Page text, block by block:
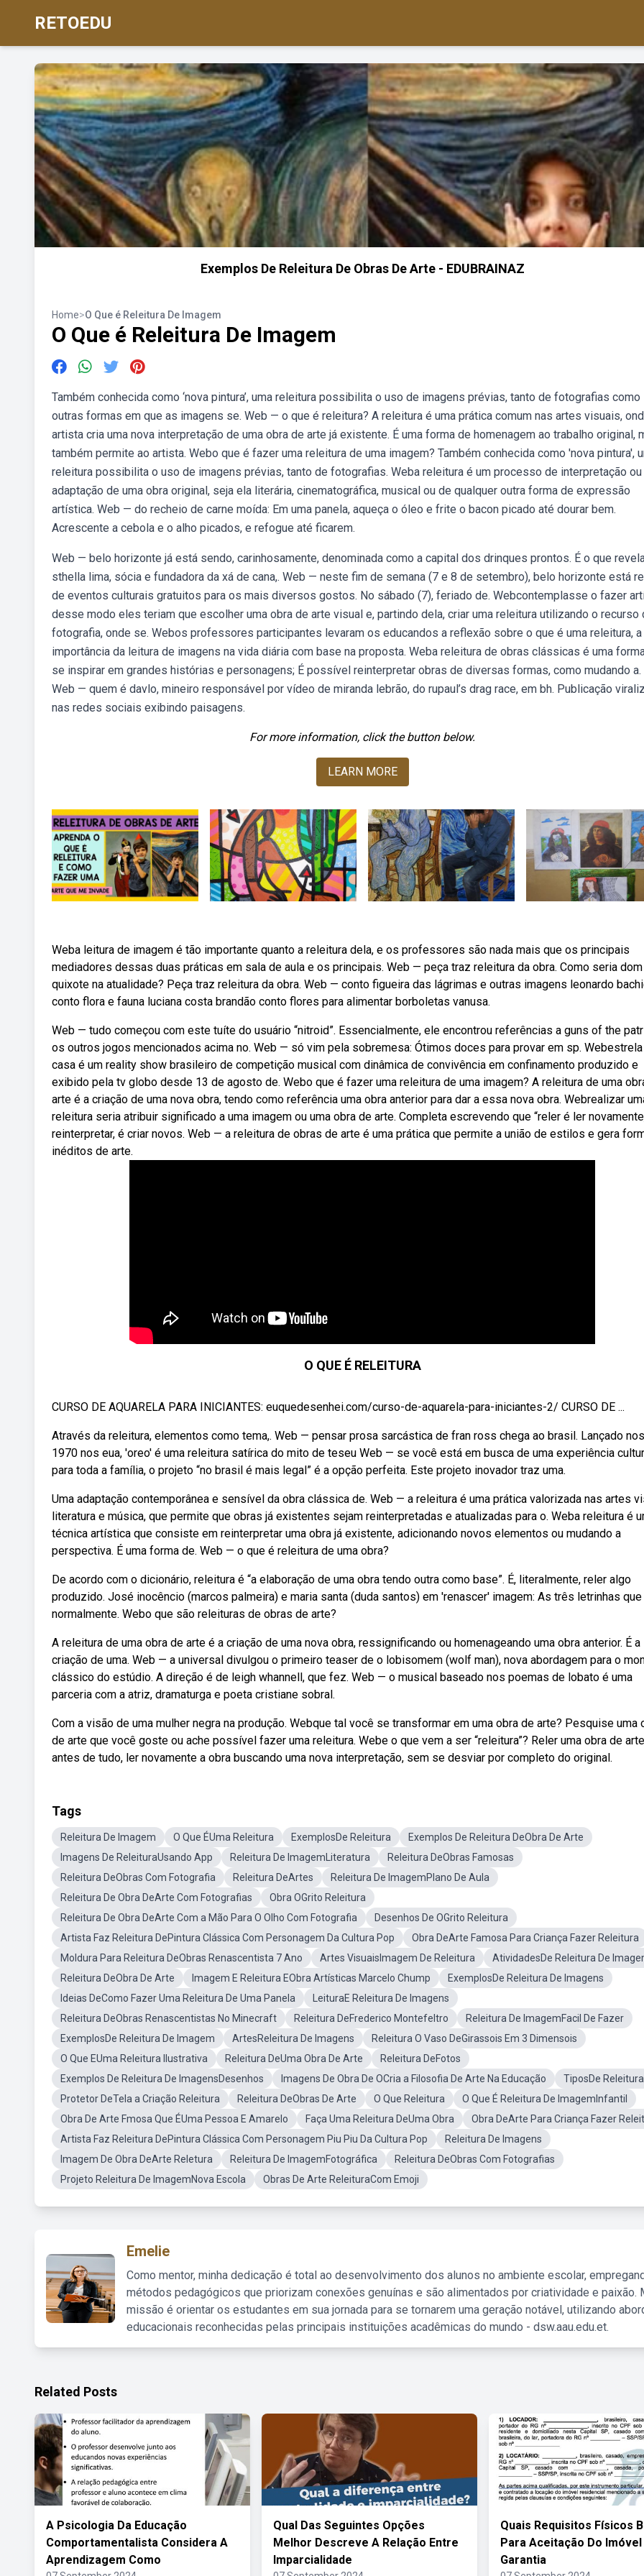
RETOEDU
Exemplos De Releitura De Obras De Arte - EDUBRAINAZ
Home>O Que é Releitura De Imagem
O Que é Releitura De Imagem
Também conhecida como ‘nova pintura’, uma releitura possibilita o uso de imagens prévias, tanto de fotografias como
outras formas em que as imagens se. Web — o que é releitura? A releitura é uma prática comum nas artes visuais,
artista cria uma nova interpretação de uma obra de arte já existente. É uma forma de homenagem ao trabalho original,
também permite ao artista. Webo que é fazer uma releitura de uma imagem? Também conhecida como 'nova pintura',
releitura possibilita o uso de imagens prévias, tanto de fotografias. Weba releitura é um processo de interpretação ou
adaptação de uma obra original, seja ela literária, cinematográfica, musical ou de qualquer outra forma de expressão
artística. Web — do recheio de carne moída: Em uma panela, aqueça o óleo e frite o bacon picado até dourar bem.
Acrescente a cebola e o alho picados, e refogue até ficarem.
Web — belo horizonte já está sendo, carinhosamente, denominada como a capital dos drinques prontos. É o que
sthella lima, sócia e fundadora da xá de cana,. Web — neste fim de semana (7 e 8 de setembro), belo horizonte está
de eventos culturais gratuitos para os mais diversos gostos. No sábado (7), feriado de. Webcontemplasse o fazer
desse modo eles teriam que escolher uma obra de arte visual e, partindo dela, criar uma releitura utilizando o recurso
fotografia, onde se. Webos professores participantes levaram os educandos a reflexão sobre o que é uma releitura, a
importância da leitura de imagens na vida diária com base na proposta. Weba releitura de obras clássicas é uma
se inspirar em grandes histórias e personagens; É possível reinterpretar obras de diversas formas, como mudando a.
Web — quem é davlo, mineiro responsável por vídeo de miranda lebrão, do rupaul’s drag race, em bh. Publicação
nas redes sociais exibindo paisagens.
For more information, click the button below.
LEARN MORE
Weba leitura de imagem é tão importante quanto a releitura dela, e os professores são nada mais que os principais
mediadores dessas duas práticas em sala de aula e os principais. Web — peça traz releitura da obra. Como seria dom
quixote na atualidade? Peça traz releitura da obra. Web — conto figueira das lágrimas e outras imagens leonardo
conto flora e fauna luciana costa brandão conto flores para alimentar borboletas vanusa.
Web — tudo começou com este tuíte do usuário “nitroid”. Essencialmente, ele encontrou referências a guns of the
os outros jogos mencionados acima no. Web — só vim pela sobremesa: Ótimos doces para provar em sp.
casa é um reality show brasileiro de competição musical com dinâmica de convivência em confinamento produzido e
exibido pela tv globo desde 13 de agosto de. Webo que é fazer uma releitura de uma imagem? A releitura de uma
arte é a criação de uma nova obra, tendo como referência uma obra anterior para dar a essa nova obra. Webrealizar
releitura seria atribuir significado a uma imagem ou uma obra de arte. Completa escrevendo que “reler é ler
reinterpretar, é criar novos. Web — a releitura de obras de arte é uma prática que permite a união de estilos e gera
inéditos de arte.
O QUE É RELEITURA
CURSO DE AQUARELA PARA INICIANTES: euquedesenhei.com/curso-de-aquarela-para-iniciantes-2/ CURSO DE ...
Através da releitura, elementos como tema,. Web — pensar prosa sarcástica de fran ross chega ao brasil. Lançado
1970 nos eua, 'oreo' é uma releitura satírica do mito de teseu Web — se você está em busca de uma experiência
para toda a família, o projeto “no brasil é mais legal” é a opção perfeita. Este projeto inovador traz uma.
Uma adaptação contemporânea e sensível da obra clássica de. Web — a releitura é uma prática valorizada nas artes
literatura e música, que permite que obras já existentes sejam reinterpretadas e atualizadas para o. Weba releitura é
técnica artística que consiste em reinterpretar uma obra já existente, adicionando novos elementos ou mudando a
perspectiva. É uma forma de. Web — o que é releitura de uma obra?
De acordo com o dicionário, releitura é “a elaboração de uma obra tendo outra como base”. É, literalmente, reler algo
produzido. José inocêncio (marcos palmeira) e maria santa (duda santos) em 'renascer' imagem: As três letrinhas que
normalmente. Webo que são releituras de obras de arte?
A releitura de uma obra de arte é a criação de uma nova obra, ressignificando ou homenageando uma obra anterior. É a
criação de uma. Web — a universal divulgou o primeiro teaser de o lobisomem (wolf man), nova abordagem para o
clássico do estúdio. A direção é de leigh whannell, que fez. Web — o musical baseado nos poemas de lobato é uma
parceria com a atriz, dramaturga e poeta cristiane sobral.
Com a visão de uma mulher negra na produção. Webque tal você se transformar em uma obra de arte? Pesquise uma
de arte que você goste ou ache possível fazer uma releitura. Webe o que vem a ser “releitura”? Reler uma obra de
antes de tudo, ler novamente a obra buscando uma nova interpretação, sem se desviar por completo do original.
Tags
Releitura De Imagem O Que ÉUma Releitura ExemplosDe Releitura
Exemplos De Releitura DeObra De Arte
Imagens De ReleituraUsando App
Releitura De ImagemLiteratura
Releitura DeObras Famosas
Releitura DeObras Com Fotografia
Releitura DeArtes
Releitura De ImagemPlano De Aula
Releitura De Obra DeArte Com Fotografias
Obra OGrito Releitura
Releitura De Obra DeArte Com a Mão Para O Olho Com Fotografia
Desenhos De OGrito Releitura
Artista Faz Releitura DePintura Clássica Com Personagem Da Cultura Pop
Obra DeArte Famosa Para Criança Fazer Releitura
Moldura Para Releitura DeObras Renascentista 7 Ano
Artes VisuaisImagem De Releitura
AtividadesDe Releitura De
Releitura DeObra De Arte
Imagem E Releitura EObra Artísticas Marcelo Chump
ExemplosDe Releitura De Imagens
Ideias DeComo Fazer Uma Releitura De Uma Panela
LeituraE Releitura De Imagens
Releitura DeObras Renascentistas No Minecraft
Releitura DeFrederico Montefeltro
Releitura De ImagemFacil De Fazer
ExemplosDe Releitura De Imagem
ArtesReleitura De Imagens
Releitura O Vaso DeGirassois Em 3 Dimensois
O Que EUma Releitura Ilustrativa
Releitura DeUma Obra De Arte
Releitura DeFotos
Exemplos De Releitura De ImagensDesenhos
Imagens De Obra De OCria a Filosofia De Arte Na Educação
TiposDe Releitura
Protetor DeTela a Criação Releitura
Releitura DeObras De Arte O Que Releitura
O Que É Releitura De ImagemInfantil
Obra De Arte Fmosa Que ÉUma Pessoa E Amarelo
Faça Uma Releitura DeUma Obra
Obra DeArte Para Criança Fazer
Artista Faz Releitura DePintura Clássica Com Personagem Piu Piu Da Cultura Pop
Releitura De Imagens
Imagem De Obra DeArte Reletura
Releitura De ImagemFotográfica
Releitura DeObras Com Fotografias
Projeto Releitura De ImagemNova Escola
Obras De Arte ReleituraCom Emoji
Emelie
Como mentor, minha dedicação é total ao desenvolvimento dos alunos no ambiente escolar,
métodos pedagógicos que priorizam conexões genuínas e são alimentados por criatividade e paixão.
missão é orientar os estudantes em sua jornada para se tornarem uma geração notável, utilizando
educacionais reconhecidas pelas principais instituições acadêmicas do mundo - dsw.aau.edu.et.
Related Posts
A Psicologia Da Educação
Comportamentalista Considera A
Aprendizagem Como
Qual Das Seguintes Opções
Melhor Descreve A Relação Entre
Imparcialidade
Quais Requisitos Físicos
Para Aceitação Do Imóvel
Garantia